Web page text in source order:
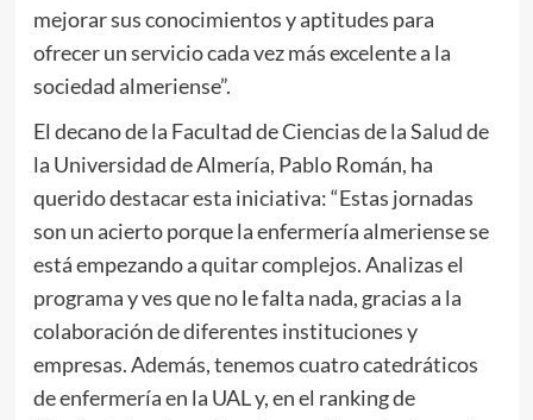
mejorar sus conocimientos y aptitudes para
ofrecer un servicio cada vez más excelente a la
sociedad almeriense”.
El decano de la Facultad de Ciencias de la Salud de
la Universidad de Almería, Pablo Román, ha
querido destacar esta iniciativa: “Estas jornadas
son un acierto porque la enfermería almeriense se
está empezando a quitar complejos. Analizas el
programa y ves que no le falta nada, gracias a la
colaboración de diferentes instituciones y
empresas. Además, tenemos cuatro catedráticos
de enfermería en la UAL y, en el ranking de